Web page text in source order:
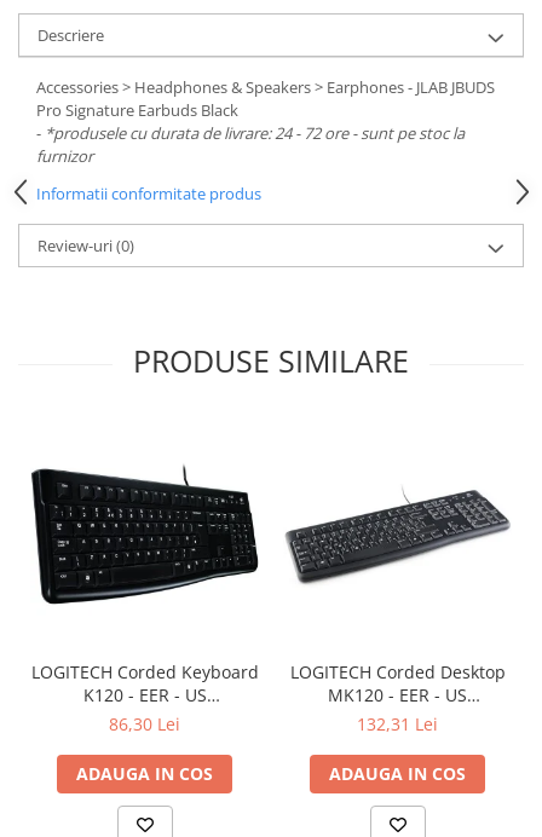
Descriere
Accessories > Headphones & Speakers > Earphones - JLAB JBUDS
Pro Signature Earbuds Black
- *produsele cu durata de livrare: 24 - 72 ore - sunt pe stoc la
furnizor
Informatii conformitate produs
Review-uri(0)
PRODUSE SIMILARE
LOGITECH Corded Keyboard
K120 - EER - US
International layout
86,30 Lei
ADAUGA IN COS
LOGITECH Corded Desktop
MK120 - EER - US
International layout
132,31 Lei
ADAUGA IN COS